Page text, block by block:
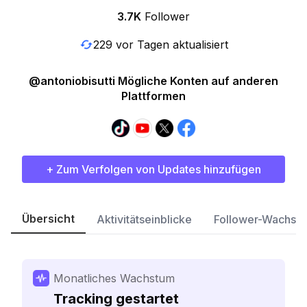
3.7K Follower
229 vor Tagen aktualisiert
@antoniobisutti Mögliche Konten auf anderen
Plattformen
+ Zum Verfolgen von Updates hinzufügen
Übersicht Aktivitätseinblicke Follower-
Monatliches Wachstum
Tracking gestartet